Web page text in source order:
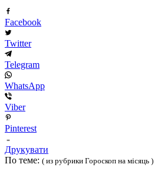
Facebook
Twitter
Telegram
WhatsApp
Viber
Pinterest
Друкувати
По теме: ( из рубрики Гороскоп на місяць )